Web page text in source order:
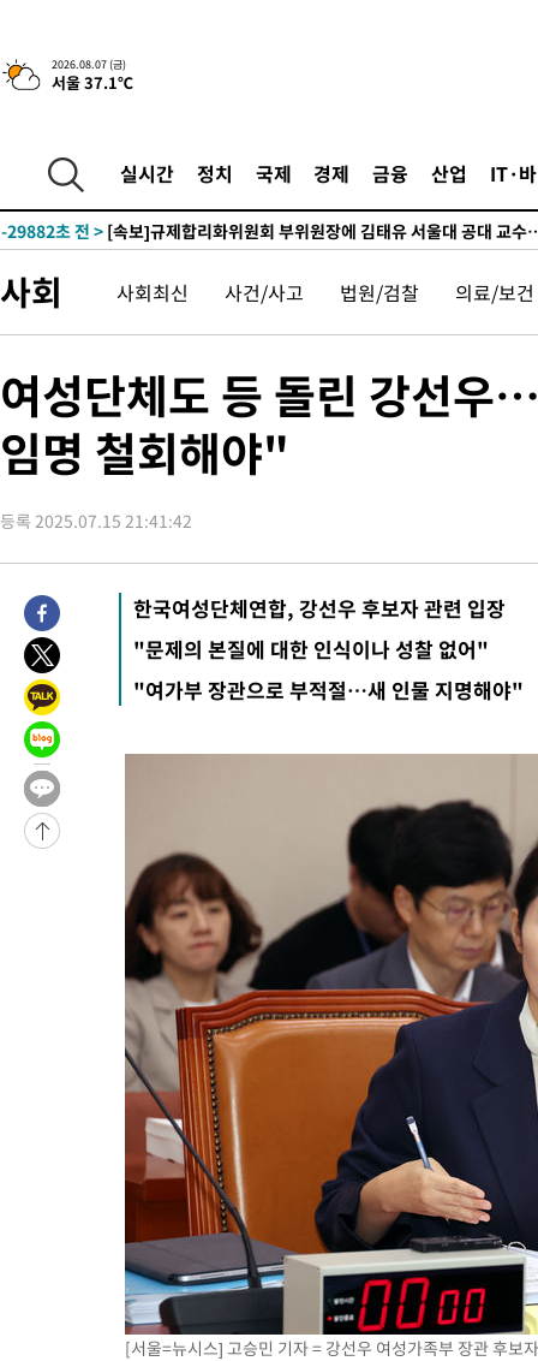
2026.08.07 (금)
서울 37.1℃
실시간 정치 국제 경제 금융 산업 IT·
-2961초 전 >이란, 호르무즈서 "적국 목표물들"과 대치로 남부 케슘섬에서
-30860초 전 >
11시간 압수수색에 성접대 파문까지…'쑥대밭' 된 축구협회
-29882초 전 >[속보]규제합리화위원회 부위원장에 김태유 서울대 공대 교
병태 후임
-26240초 전 > [속보]국힘 윤리위, '돌려차기 발언' 진종오·서범수 징계 절차
-21565초 전 >
25.3%↑
-18725초 전 > [속보]'채상병 순직 책임' 임성근, 항소심도 징역 3년
-18591초 전 >[속보]종합특검, '관저이전 봐주기 감사' 유병호 구속기소
-15191초 전 >민주 콩고 에볼라환자 4천명 돌파, 4053명 발생 1850명 사망
-14441초 전 >[속보]'300억원대 사기 혐의' 차가원 대표 구속 송치
-13635초 전 >"미 전국적 살모네라 식중독 원인은 멕시코산 할라피뇨"--
-12148초 전 > [속보]경찰·노동부, HL만도 평택사업장 끼임 사망 관련 압수
-12029초 전 >
[속보]합수본, '투표율 허위 입력' 중앙·서울·경기도 선관위
-11566초 전 >
[속보]코스닥, 5.95포인트(0.74%) 상승한 807.62개장
-11534초 전 >
[속보]코스피, 6300선 재탈환…1.09% 오른 6365.07 개장
-8699초 전 >
시리아 다마스쿠스 교외에서 미니버스 폭발.. 14명 부상, 3명은
-7997초 전 >
입추에도 극한더위…서울 낮 39도 '폭염중대경보'
-2961초 전 >
례 큰 폭발음
-32016초 전 >
-30889초 전 >
외신들도 주목한 韓축구 파문…"국민적 공분에 수사 재개"
-30860초 전 >
11시간 압수수색에 성접대 파문까지…'쑥대밭' 된 축구협회
[속보]규제합리화위원회 부위원장에 김태유 서울대 공대 교
[속보]국힘 윤리위, '돌려차기 발언' 진종오·서범수 징계 절차
[속보] 7월 중국 수출 23.9%↑ 수입 27.5%↑…무역총액
[속보]'채상병 순직 책임' 임성근, 항소심도 징역 3년
[속보]종합특검, '관저이전 봐주기 감사' 유병호 구속기소
민주 콩고 에볼라환자 4천명 돌파, 4053명 발생 1850명 사망
[속보]'300억원대 사기 혐의' 차가원 대표 구속 송치
"미 전국적 살모네라 식중독 원인은 멕시코산 할라피뇨"--
[속보]경찰·노동부, HL만도 평택사업장 끼임 사망 관련 압수
[속보]합수본, '투표율 허위 입력' 중앙·서울·경기도 선관위
[속보]원·달러 환율, 오전 9시 1423.8원
[속보]삼성전자·SK하이닉스 동반 강보합…1%대 상승 출발
[속보]코스닥, 5.95포인트(0.74%) 상승한 807.62개장
[속보]코스피, 6300선 재탈환…1.09% 오른 6365.07 개장
시리아 다마스쿠스 교외에서 미니버스 폭발.. 14명 부상, 3명은
사회 사회최신 사건/사고 법원/검찰 의료/보건
여성단체도 등 돌린 강선
임명 철회해야"
등록 2025.07.15 21:41:42
한국여성단체연합, 강선우 후보자 관련 입장
"문제의 본질에 대한 인식이나 성찰 없어"
"여가부 장관으로 부적절…새 인물 지명해야"
[서울=뉴시스] 고승민 기자 = 강선우 여성가족부 장관 후보